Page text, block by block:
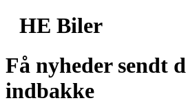
HE Biler
Få nyheder sendt
indbakke